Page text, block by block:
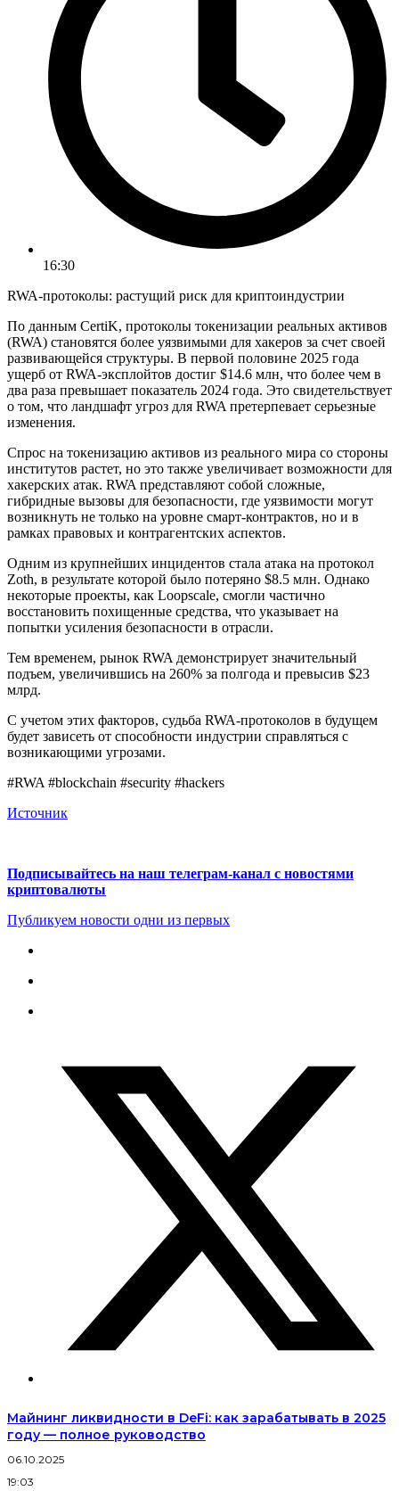
16:30
RWA-протоколы: растущий риск для криптоиндустрии
По данным CertiK, протоколы токенизации реальных активов
(RWA) становятся более уязвимыми для хакеров за счет своей
развивающейся структуры. В первой половине 2025 года
ущерб от RWA-эксплойтов достиг $14.6 млн, что более чем в
два раза превышает показатель 2024 года. Это свидетельствует
о том, что ландшафт угроз для RWA претерпевает серьезные
изменения.
Спрос на токенизацию активов из реального мира со стороны
институтов растет, но это также увеличивает возможности для
хакерских атак. RWA представляют собой сложные,
гибридные вызовы для безопасности, где уязвимости могут
возникнуть не только на уровне смарт-контрактов, но и в
рамках правовых и контрагентских аспектов.
Одним из крупнейших инцидентов стала атака на протокол
Zoth, в результате которой было потеряно $8.5 млн. Однако
некоторые проекты, как Loopscale, смогли частично
восстановить похищенные средства, что указывает на
попытки усиления безопасности в отрасли.
Тем временем, рынок RWA демонстрирует значительный
подъем, увеличившись на 260% за полгода и превысив $23
млрд.
С учетом этих факторов, судьба RWA-протоколов в будущем
будет зависеть от способности индустрии справляться с
возникающими угрозами.
#RWA #blockchain #security #hackers
Источник
Подписывайтесь на наш телеграм-канал с новостями
криптовалюты
Публикуем новости одни из первых
Майнинг ликвидности в DeFi: как зарабатывать в 2025
году — полное руководство
06.10.2025
19:03